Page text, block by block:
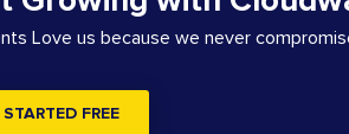
Love us because we never
FREE